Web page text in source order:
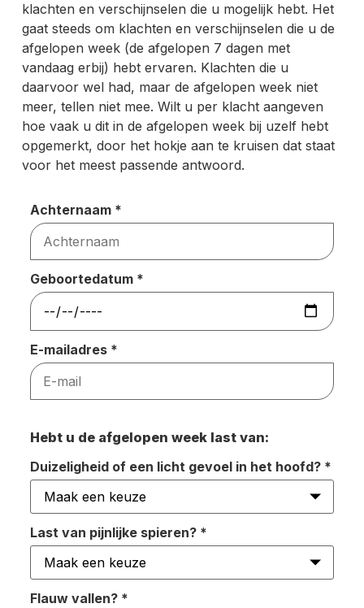
klachten en verschijnselen die u mogelijk hebt. Het
gaat steeds om klachten en verschijnselen die u de
afgelopen week (de afgelopen 7 dagen met
vandaag erbij) hebt ervaren. Klachten die u
daarvoor wel had, maar de afgelopen week niet
meer, tellen niet mee. Wilt u per klacht aangeven
hoe vaak u dit in de afgelopen week bij uzelf hebt
opgemerkt, door het hokje aan te kruisen dat staat
voor het meest passende antwoord.
Achternaam *
Geboortedatum *
E-mailadres *
Hebt u de afgelopen week last van:
Duizeligheid of een licht gevoel in het hoofd? *
Last van pijnlijke spieren? *
Flauw vallen? *